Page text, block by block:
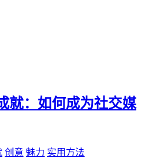
就：如何成为社交媒
创意 魅力 实用方法